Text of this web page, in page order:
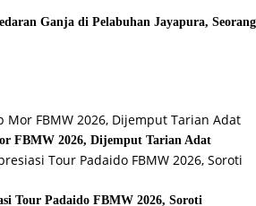
Ganja di Pelabuhan Jayapura, Seorang
FBMW 2026, Dijemput Tarian Adat
Tour Padaido FBMW 2026, Soroti